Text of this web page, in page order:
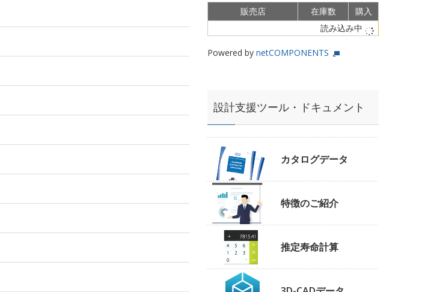
販売店 在庫数
購入
読み込み中
Powered by netCOMPONENTS
設計支援ツール・ドキュメント
カタログデータ
特徴のご紹介
推定寿命計算